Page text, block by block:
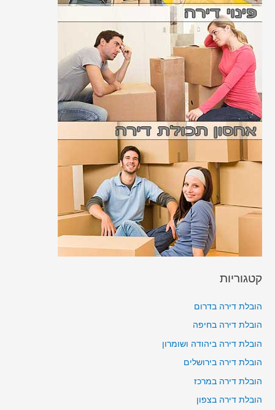
קטגוריות
הובלת דירה בדרום
הובלת דירה בחיפה
הובלת דירה ביהודה ושומרון
הובלת דירה בירושלים
הובלת דירה במרכז
הובלת דירה בצפון